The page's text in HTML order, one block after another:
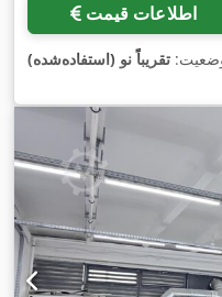
اطلاعات قیمت
تقریباً نو (استفاده‌شده)